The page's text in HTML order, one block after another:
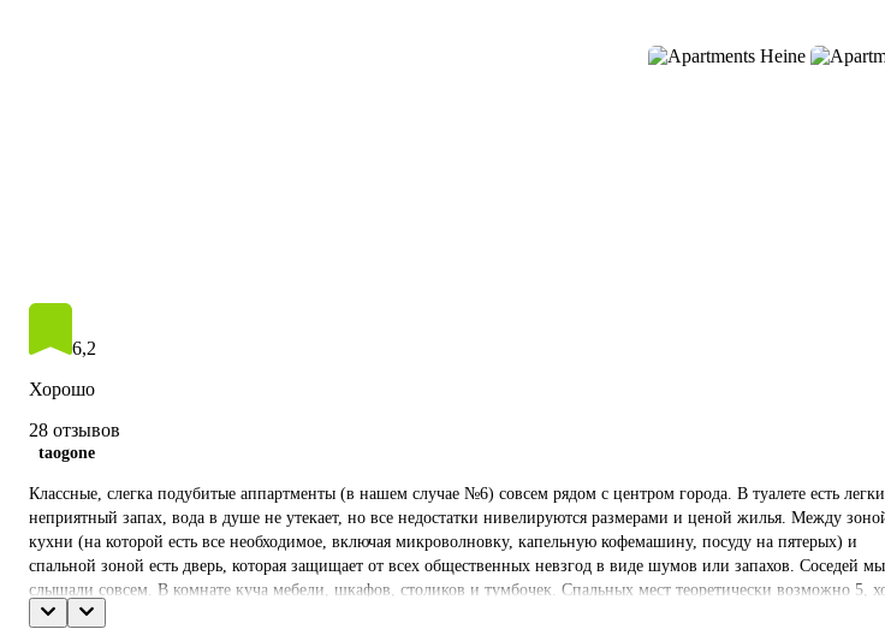
6,2
Хорошо
28 отзывов
taogone
Классные, слегка подубитые аппартменты (в нашем случае №6) совсем рядом с центром города. В туалете есть
неприятный запах, вода в душе не утекает, но все недостатки нивелируются размерами и ценой жилья. Между
кухни (на которой есть все необходимое, включая микроволновку, капельную кофемашину, посуду на пятерых) и
спальной зоной есть дверь, которая защищает от всех общественных невзгод в виде шумов или запахов. Соседей
слышали совсем. В комнате куча мебели, шкафов, столиков и тумбочек. Спальных мест теоретически возможно 5,
номер идет как трехместный. Хороший интернет. Вид из окна на тихую улицу, солнечная сторона. Единственная